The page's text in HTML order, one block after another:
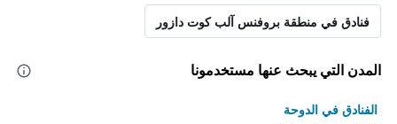
فنادق في منطقة بروفنس آلب كوت دازور
المدن التي يبحث عنها مستخدمونا
الفنادق في الدوحة